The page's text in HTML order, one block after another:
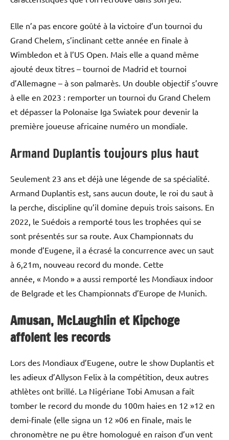
Elle n’a pas encore goûté à la victoire d’un tournoi du
Grand Chelem, s’inclinant cette année en finale à
Wimbledon et à l’US Open. Mais elle a quand même
ajouté deux titres – tournoi de Madrid et tournoi
d’Allemagne – à son palmarès. Un double objectif s’ouvre
à elle en 2023 : remporter un tournoi du Grand Chelem
et dépasser la Polonaise Iga Swiatek pour devenir la
première joueuse africaine numéro un mondiale.
Armand Duplantis toujours plus haut
Seulement 23 ans et déjà une légende de sa spécialité.
Armand Duplantis est, sans aucun doute, le roi du saut à
la perche, discipline qu’il domine depuis trois saisons. En
2022, le Suédois a remporté tous les trophées qui se
sont présentés sur sa route. Aux Championnats du
monde d’Eugene, il a écrasé la concurrence avec un saut
à 6,21m, nouveau record du monde. Cette
année, « Mondo » a aussi remporté les Mondiaux indoor
de Belgrade et les Championnats d’Europe de Munich.
Amusan, McLaughlin et Kipchoge
affolent les records
Lors des Mondiaux d’Eugene, outre le show Duplantis et
les adieux d’Allyson Felix à la compétition, deux autres
athlètes ont brillé. La Nigériane Tobi Amusan a fait
tomber le record du monde du 100m haies en 12 »12 en
demi-finale (elle signa un 12 »06 en finale, mais le
chronomètre ne pu être homologué en raison d’un vent